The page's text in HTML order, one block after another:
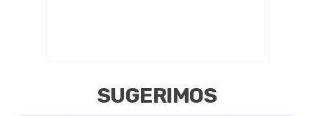
SUGERIMOS